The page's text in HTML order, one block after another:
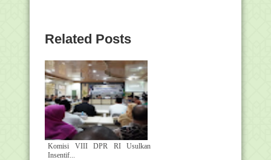
Related Posts
Komisi VIII DPR RI Usulkan
Insentif...